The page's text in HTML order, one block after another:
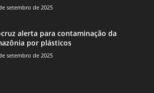
setembro de 2025
alerta para contaminação da
por plásticos
setembro de 2025